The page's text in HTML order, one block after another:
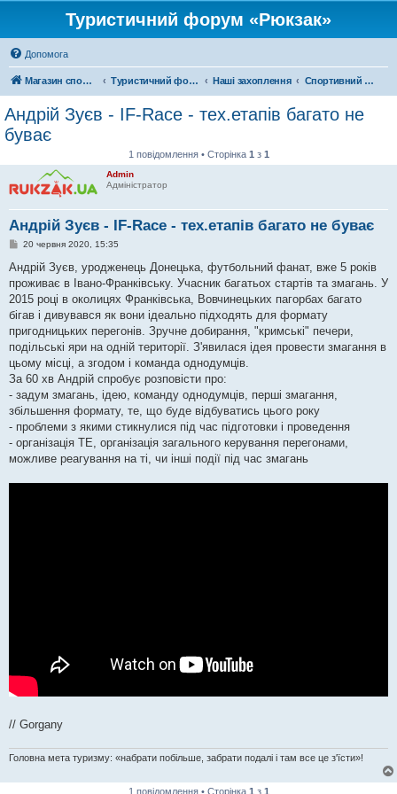
Туристичний форум «Рюкзак»
Допомога
Магазин спорядження Туристичний форум «Рюкзак» Наші захоплення Спортивний туризм
Андрій Зуєв - IF-Race - тех.етапів багато не
буває
1 повідомлення • Сторінка 1 з 1
Admin
Адміністратор
Андрій Зуєв - IF-Race - тех.етапів багато не буває
П
в
д
о
л
е
н
я
20 червня 2020, 15:35
Андрій Зуєв, уродженець Донецька, футбольний фанат, вже 5 років
проживає в Івано-Франківську. Учасник багатьох стартів та змагань. У
2015 році в околицях Франківська, Вовчинецьких пагорбах багато
бігав і дивувався як вони ідеально підходять для формату
пригодницьких перегонів. Зручне добирання, "кримські" печери,
подільські яри на одній території. З'явилася ідея провести змагання в
цьому місці, а згодом і команда однодумців.
За 60 хв Андрій спробує розповісти про:
- задум змагань, ідею, команду однодумців, перші змагання,
збільшення формату, те, що буде відбуватись цього року
- проблеми з якими стикнулися під час підготовки і проведення
- організація ТЕ, організація загального керування перегонами,
можливе реагування на ті, чи інші події під час змагань
// Gorgany
Головна мета туризму: «набрати побільше, забрати подалі і там все це з'їсти»!
1 повідомлення • Сторінка 1 з 1